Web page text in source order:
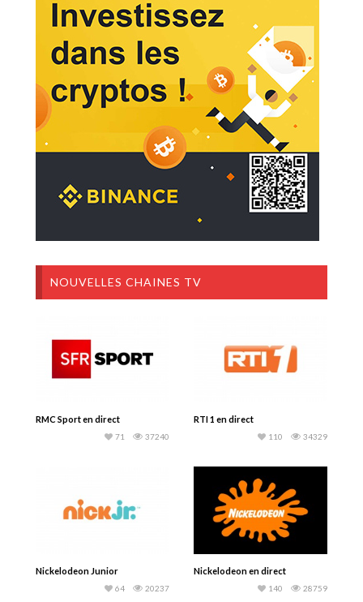
NOUVELLES CHAINES TV
RMC Sport en direct
37240
71
RTI 1 en direct
34329
110
Nickelodeon Junior
20237
64
Nickelodeon en direct
28759
140